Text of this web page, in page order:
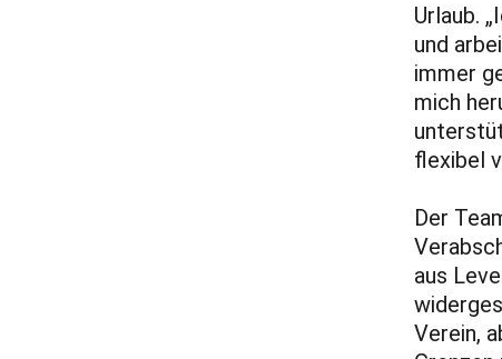
Urlaub.
und
immer
mich
flexibel
Der
aus
Verein,